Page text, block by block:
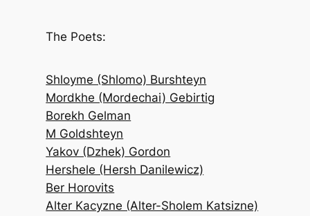
c
The Poets:
Shloyme (Shlomo) Burshteyn
Mordkhe (Mordechai) Gebirtig
Borekh Gelman
M Goldshteyn
Yakov (Dzhek) Gordon
Hershele (Hersh Danilewicz)
Ber Horovits
Alter Kacyzne (Alter-Sholem Katsizne)